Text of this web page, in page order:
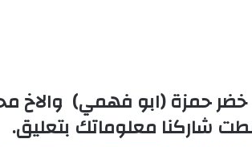
حمزة (ابو فهمي) والاخ
شاركنا معلوماتك بتعليق.